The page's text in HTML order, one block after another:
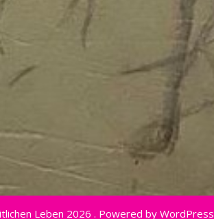
Leben 2026 . Powered by WordPress